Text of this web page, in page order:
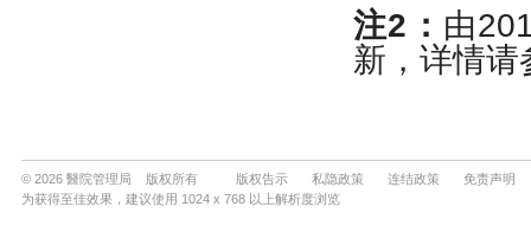
© 2026 醫院管理局 版权所有 版权告示 私隐政策 连结政策
免责声明
为获得至佳效果，建议使用 1024 x 768 以上解析度浏览